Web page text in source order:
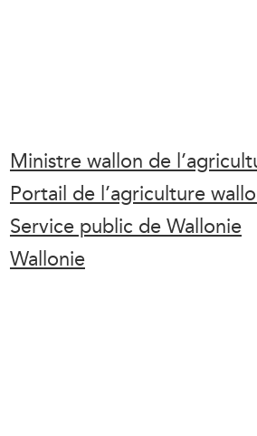
Ministre wallon de
Portail de l’agriculture
Service public de Wallonie
Wallonie